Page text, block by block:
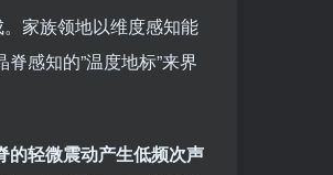
家族领地以维度感知能
感知的”温度地标”来界
的轻微震动产生低频次声